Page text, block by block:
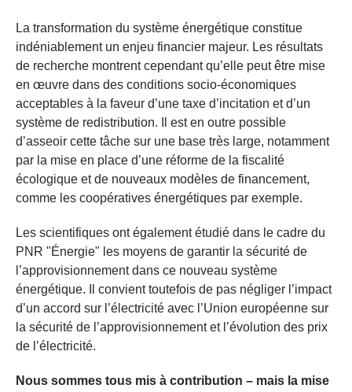
La transformation du système énergétique constitue
indéniablement un enjeu financier majeur. Les résultats
de recherche montrent cependant qu’elle peut être mise
en œuvre dans des conditions socio-économiques
acceptables à la faveur d’une taxe d’incitation et d’un
système de redistribution. Il est en outre possible
d’asseoir cette tâche sur une base très large, notamment
par la mise en place d’une réforme de la fiscalité
écologique et de nouveaux modèles de financement,
comme les coopératives énergétiques par exemple.
Les scientifiques ont également étudié dans le cadre du
PNR "Énergie" les moyens de garantir la sécurité de
l’approvisionnement dans ce nouveau système
énergétique. Il convient toutefois de pas négliger l’impact
d’un accord sur l’électricité avec l’Union européenne sur
la sécurité de l’approvisionnement et l’évolution des prix
de l’électricité.
Nous sommes tous mis à contribution – mais la mise